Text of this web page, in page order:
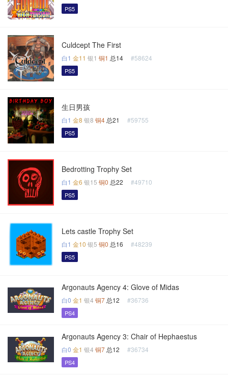
PS5
Culdcept The First
白1 金11 银1 铜1 总14 #58624
PS5
生日男孩
白1 金8 银8 铜4 总21 #59755
PS5
Bedrotting Trophy Set
白1 金6 银15 铜0 总22 #49710
PS5
Lets castle Trophy Set
白1 金10 银5 铜0 总16 #48239
PS5
Argonauts Agency 4: Glove of Midas
白0 金1 银4 铜7 总12 #36736
PS4
Argonauts Agency 3: Chair of Hephaestus
白0 金1 银4 铜7 总12 #36734
PS4